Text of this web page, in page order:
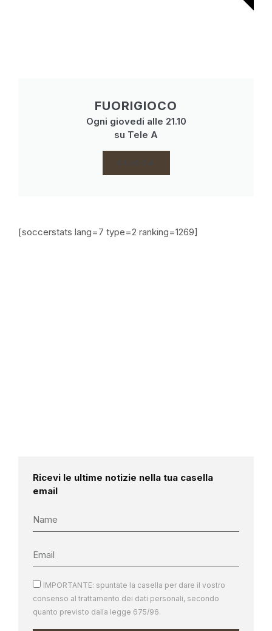
FUORIGIOCO
Ogni giovedi alle 21.10
su Tele A
CLICCA
[soccerstats lang=7 type=2 ranking=1269]
Ricevi le ultime notizie nella tua casella
email
IMPORTANTE: spuntate la casella per dare il vostro
consenso al trattamento dei dati personali, secondo
quanto previsto dalla legge 675/96.